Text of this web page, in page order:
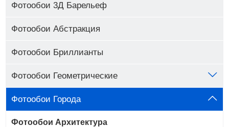
Фотообои 3Д Барельеф
Фотообои Абстракция
Фотообои Бриллианты
Фотообои Геометрические
Фотообои Города
Фотообои Архитектура